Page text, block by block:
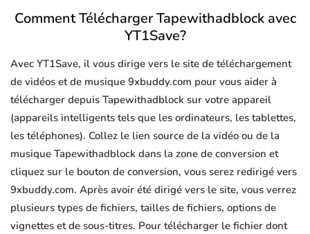
Comment Télécharger Tapewithadblock avec
YT1Save?
Avec YT1Save, il vous dirige vers le site de téléchargement
de vidéos et de musique 9xbuddy.com pour vous aider à
télécharger depuis Tapewithadblock sur votre appareil
(appareils intelligents tels que les ordinateurs, les tablettes,
les téléphones). Collez le lien source de la vidéo ou de la
musique Tapewithadblock dans la zone de conversion et
cliquez sur le bouton de conversion, vous serez redirigé vers
9xbuddy.com. Après avoir été dirigé vers le site, vous verrez
plusieurs types de fichiers, tailles de fichiers, options de
vignettes et de sous-titres. Pour télécharger le fichier dont